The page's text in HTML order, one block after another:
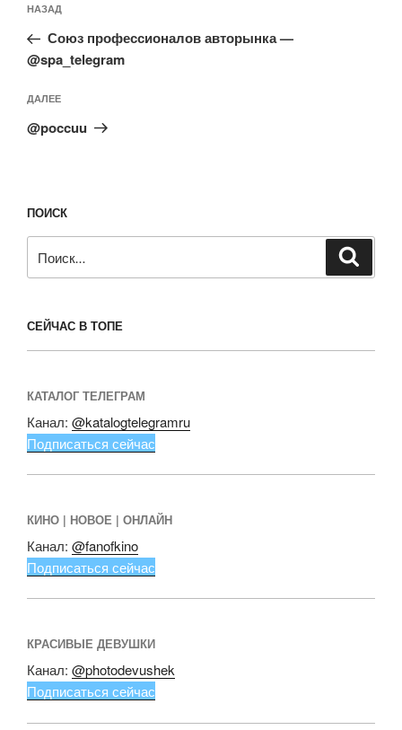
по
записям
Предыдущая
запись:
НАЗАД
Союз профессионалов авторынка —
@spa_telegram
Следующая
запись
ДАЛЕЕ
@poccuu
ПОИСК
СЕЙЧАС В ТОПЕ
КАТАЛОГ ТЕЛЕГРАМ
Канал: @katalogtelegramru
Подписаться сейчас
КИНО | НОВОЕ | ОНЛАЙН
Канал: @fanofkino
Подписаться сейчас
КРАСИВЫЕ ДЕВУШКИ
Канал: @photodevushek
Подписаться сейчас